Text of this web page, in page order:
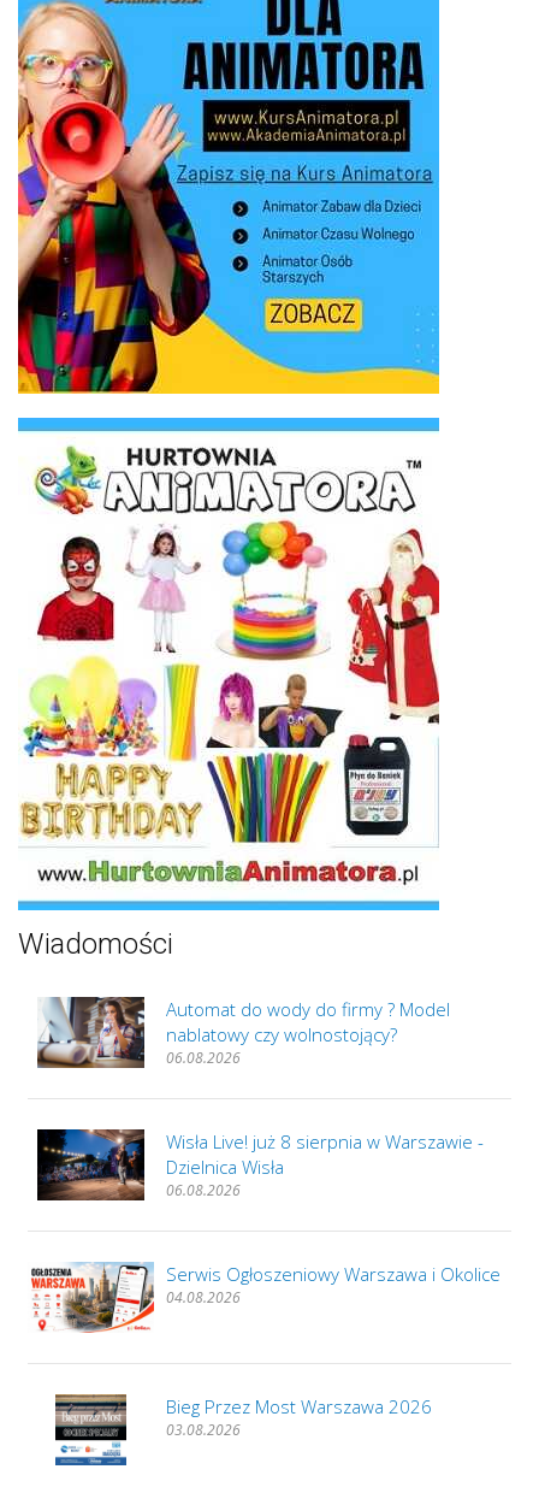
Wiadomości
Automat do wody do firmy ? Model
nablatowy czy wolnostojący?
06.08.2026
Wisła Live! już 8 sierpnia w Warszawie -
Dzielnica Wisła
06.08.2026
Serwis Ogłoszeniowy Warszawa i Okolice
04.08.2026
Bieg Przez Most Warszawa 2026
03.08.2026